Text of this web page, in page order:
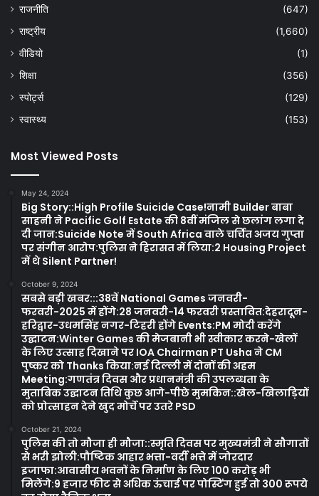
राजनीति
(647)
राष्ट्रीय
(1,660)
वीडियो
(1)
शिक्षा
(356)
स्पोर्ट्स
(129)
स्वास्थ्य
(153)
Most Viewed Posts
May 24, 2024
Big Story::High Profile Suicide Case!नामी Builder बाबा
साहनी ने Pacific Golf Estate की 8वीं मंजिल से छलांग लगा दे
दी जान:Suicide Note में South Africa वाले चर्चित अजय गुप्ता
पर संगीन आरोप:पुलिस ने हिरासत में लिया:2 Housing Project
में थे Silent Partner!
October 9, 2024
सबसे बड़ी खबर:::38वें National Games जनवरी-
फरवरी-2025 में होंगे:28 जनवरी-14 फरवरी प्रस्तावित:देहरादून-
हरिद्वार-उधमसिंह नगर-टिहरी होंगे Events:PM मोदी करेंगे
उद्घाटन:Winter Games की मेजबानी भी स्वीकार करने-खेलों
के लिए उत्साह दिखाने पर IOA Chairman PT Usha ने CM
पुष्कर को Thanks किया:नई दिल्ली में दोनों की अहम
Meeting:गणतंत्र दिवस और प्रधानमंत्री की उपलब्धता के
मुताबिक उद्घाटन तिथि कुछ आगे-पीछे मुमकिन::खेल-खिलाड़ियों
को प्रोत्साहन देने खुद मोर्चे पर उतरे PSD
October 21, 2024
पुलिस की तो मौजा ही मौजा::स्मृति दिवस पर मुख्यमंत्री ने सौगातों
से भरी झोली:पौष्टिक आहार भत्ता-वर्दी भत्ते में जोरदार
इजाफा:आवासीय भवनों के निर्माण के लिए 100 करोड़ भी
मिलेंगे:9 हजार फीट से अधिक ऊंचाई पर पोस्टिंग हुई तो 300 रूपये